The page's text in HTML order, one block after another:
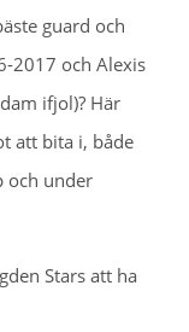
guard och
2017 och Alexis
ifjol)? Här
att bita i, både
och under
Stars att ha